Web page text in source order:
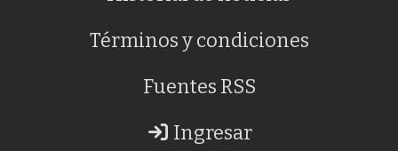
Términos y condiciones
Fuentes RSS
Ingresar